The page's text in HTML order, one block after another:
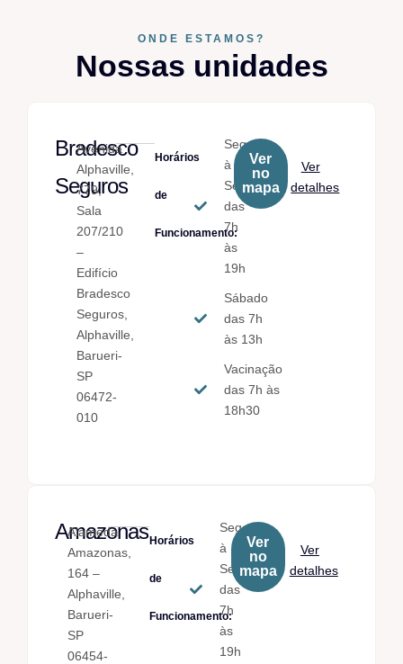
ONDE ESTAMOS?
Nossas unidades
Bradesco
Seguros
Avenida
Alphaville,
779,
Sala
207/210
–
Edifício
Bradesco
Seguros,
Alphaville,
Barueri-
SP
06472-
010
Horários
de
Funcionamento:
Seg.
à
Sex.
das
7h
às
19h
Sábado
das 7h
às 13h
Vacinação
das 7h às
18h30
Ver
no
mapa
Ver
detalhes
Amazonas
Alameda
Amazonas,
164 –
Alphaville,
Barueri-
SP
06454-
Horários
de
Funcionamento:
Seg.
à
Sex.
das
7h
às
19h
Ver
no
mapa
Ver
detalhes